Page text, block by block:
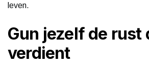
leven.
Gun jezelf de rust
verdient